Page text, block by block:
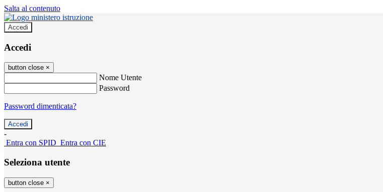
Salta al contenuto
Accedi
Accedi
button close ×
Nome Utente
Password
Password dimenticata?
-
Entra con SPID Entra con CIE
Seleziona utente
button close ×